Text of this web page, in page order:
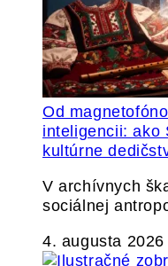
Od
inteligencii: ako
kultúrne
V archívnych
sociálnej
4. augusta 2026